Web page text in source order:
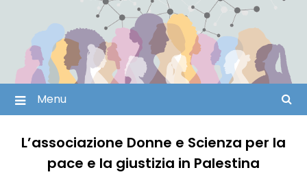
Menu
L’associazione Donne e Scienza per la
pace e la giustizia in Palestina